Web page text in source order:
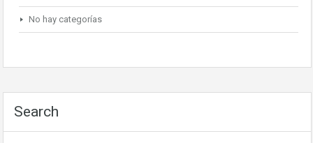
No hay categorías
Search